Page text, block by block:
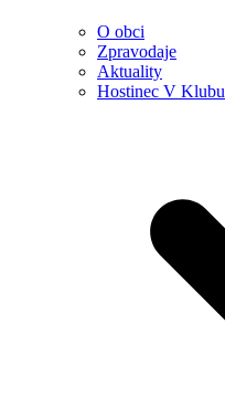
O obci
Zpravodaje
Aktuality
Hostinec V Klubu